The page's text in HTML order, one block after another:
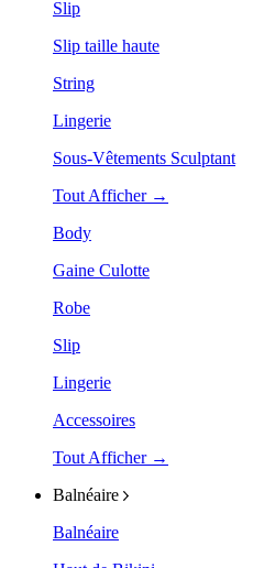
Slip
Slip taille haute
String
Lingerie
Sous-Vêtements Sculptant
Tout Afficher →
Body
Gaine Culotte
Robe
Slip
Lingerie
Accessoires
Tout Afficher →
Balnéaire
Balnéaire